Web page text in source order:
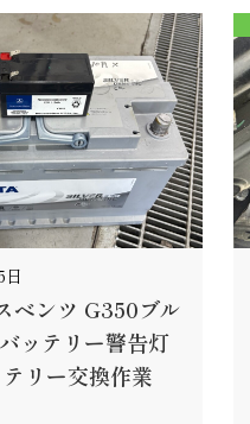
日
ベンツ G350ブル
ッテリー警告灯
リー交換作業